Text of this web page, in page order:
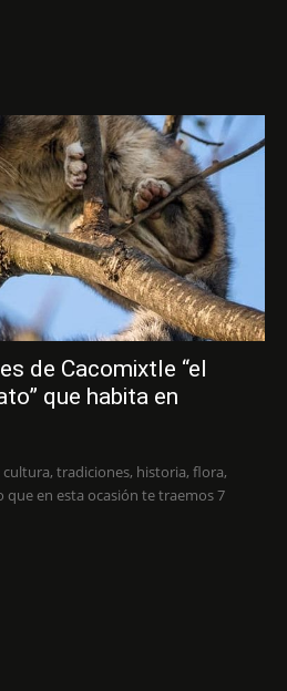
de Cacomixtle “el
que habita en
tradiciones, historia, flora,
en esta ocasión te traemos 7